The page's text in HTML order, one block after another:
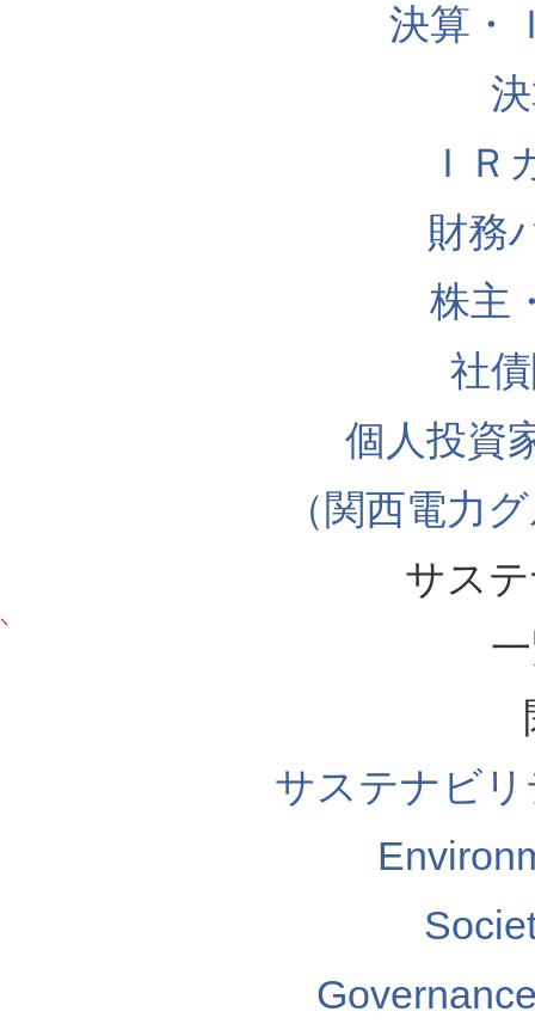
決算・
ＩＲ
財務
株主
社
個人投資
（関西電力
サス
サステナビ